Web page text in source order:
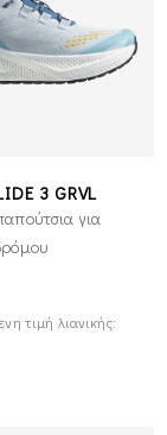
3 GRVL
για
τιμή λιανικής: